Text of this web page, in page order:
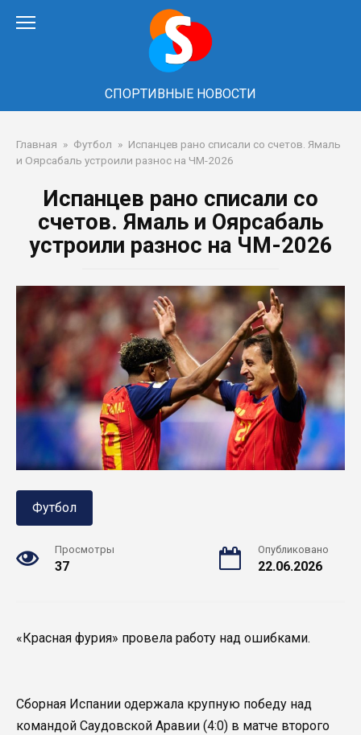
СПОРТИВНЫЕ НОВОСТИ
Главная » Футбол » Испанцев рано списали со счетов. Ямаль
и Оярсабаль устроили разнос на ЧМ-2026
Испанцев рано списали со
счетов. Ямаль и Оярсабаль
устроили разнос на ЧМ-2026
Футбол
Просмотры
37
Опубликовано
22.06.2026
«Красная фурия» провела работу над ошибками.
Сборная Испании одержала крупную победу над
командой Саудовской Аравии (4:0) в матче второго